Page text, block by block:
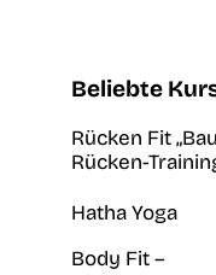
Beliebte
Rücken Fit
Rücken-
Hatha Yoga
Body Fit –